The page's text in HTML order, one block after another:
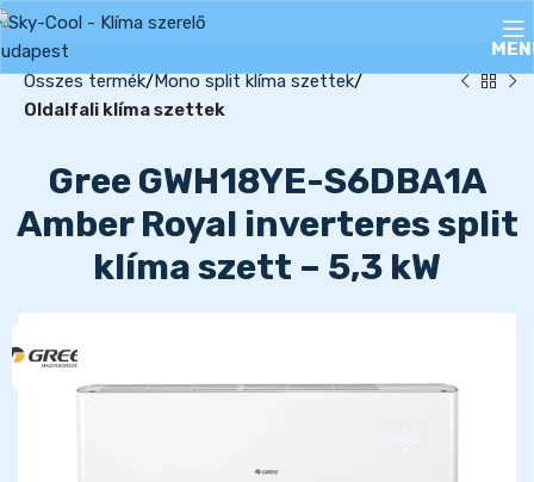
Összes termék Mono split klíma szettek
Oldalfali klíma szettek
Gree GWH18YE-S6DBA1A
Amber Royal inverteres split
klíma szett – 5,3 kW